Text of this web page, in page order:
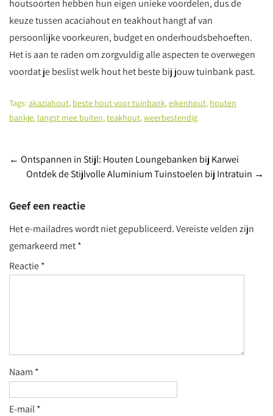
houtsoorten hebben hun eigen unieke voordelen, dus de
keuze tussen acaciahout en teakhout hangt af van
persoonlijke voorkeuren, budget en onderhoudsbehoeften.
Het is aan te raden om zorgvuldig alle aspecten te overwegen
voordat je beslist welk hout het beste bij jouw tuinbank past.
Tags:akaziahout, beste hout voor tuinbank,eikenhout, houten
bankje, langst mee buiten,teakhout,weerbestendig
Post
navigation
← Ontspannen in Stijl: Houten Loungebanken bij Karwei
Ontdek de Stijlvolle Aluminium Tuinstoelen bij Intratuin →
Geef een reactie
Het e-mailadres wordt niet gepubliceerd.Vereiste velden zijn
gemarkeerd met*
Reactie*
Naam *
E-mail*